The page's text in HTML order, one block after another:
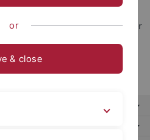
im Verlag und dort Nachweis der
brand/Roma-aeterna
or
& close